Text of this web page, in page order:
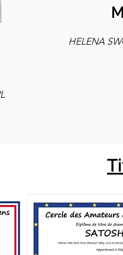
HELENA